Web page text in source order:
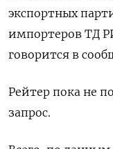
экспортных
импортеров ТД
говорится в
Рейтер пока не
запрос.